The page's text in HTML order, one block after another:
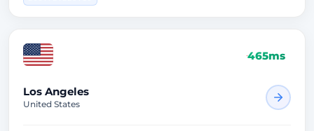
465ms
Los Angeles
United States